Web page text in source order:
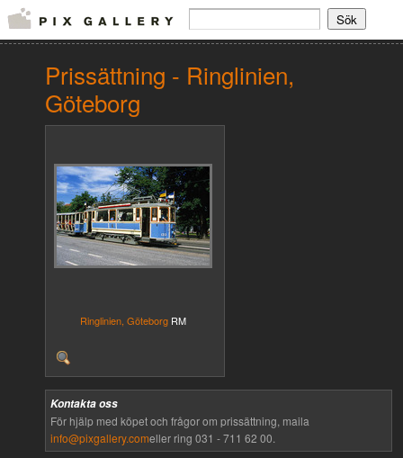
Prissättning - Ringlinien,
Göteborg
Ringlinien, Göteborg RM
Kontakta oss
För hjälp med köpet och frågor om prissättning, maila
info@pixgallery.comeller ring 031 - 711 62 00.